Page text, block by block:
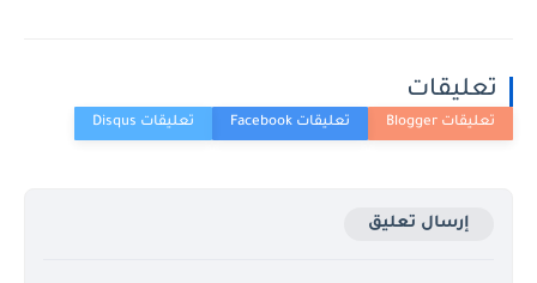
تعليقات
إرسال تعليق